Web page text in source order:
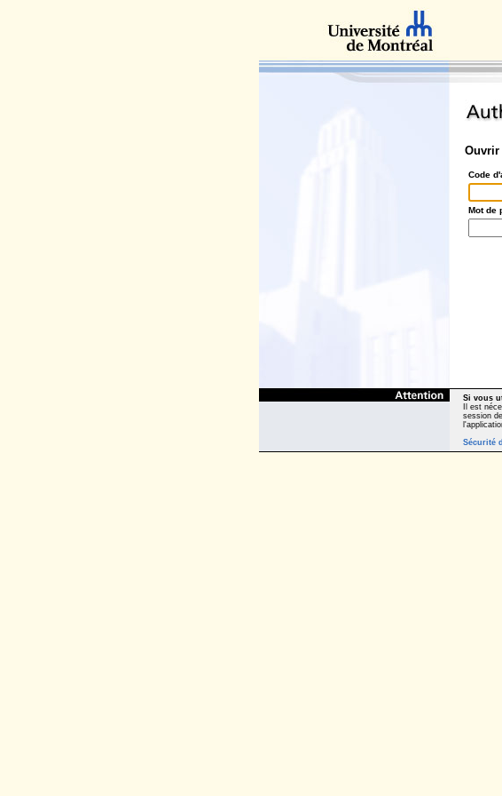
Ouvrir
Code
Mot de
Si vous
Il est
session
Sécurité